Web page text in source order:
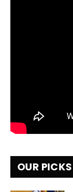
OUR PICKS